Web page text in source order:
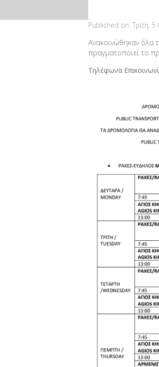
Published on: Τρίτη,
Ανακοινώθηκαν όλα
πραγματοποιεί το
Τηλέφωνα